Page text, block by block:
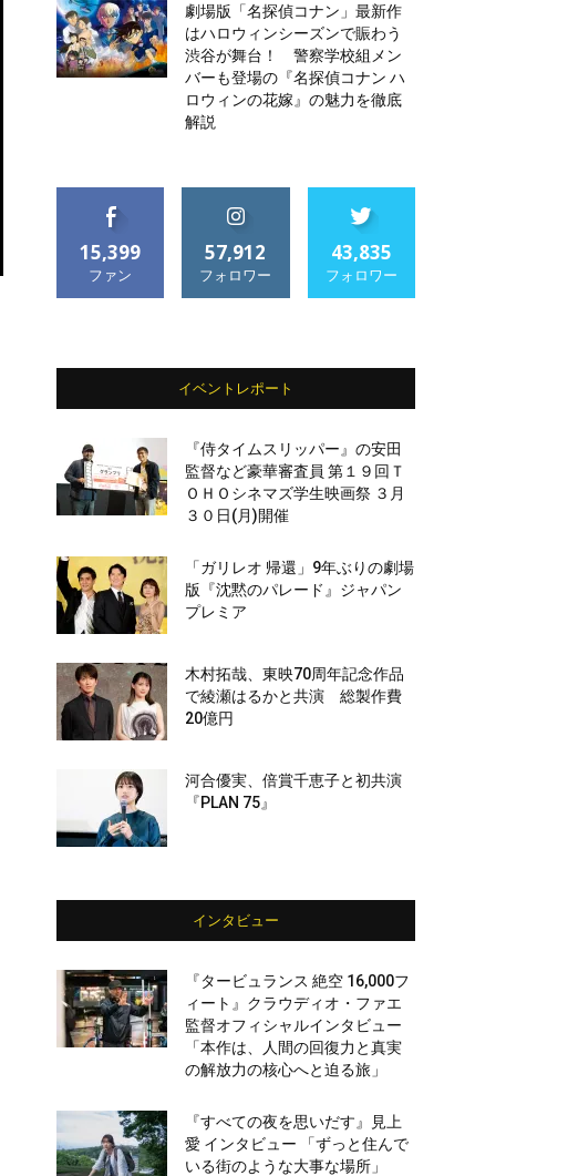
劇場版「名探偵コナン」最新作
はハロウィンシーズンで賑わう
渋谷が舞台！ 警察学校組メン
バーも登場の『名探偵コナン ハ
ロウィンの花嫁』の魅力を徹底
解説
15,399
ファン
57,912
フォロワー
43,835
フォロワー
イベントレポート
『侍タイムスリッパー』の安田
監督など豪華審査員 第１９回Ｔ
ＯＨＯシネマズ学生映画祭 ３月
３０日(月)開催
「ガリレオ 帰還」9年ぶりの劇場
版『沈黙のパレード』ジャパン
プレミア
木村拓哉、東映70周年記念作品
で綾瀬はるかと共演 総製作費
20億円
河合優実、倍賞千恵子と初共演
『PLAN 75』
インタビュー
『タービュランス 絶空 16,000フ
ィート』クラウディオ・ファエ
監督オフィシャルインタビュー
「本作は、人間の回復力と真実
の解放力の核心へと迫る旅」
『すべての夜を思いだす』見上
愛 インタビュー 「ずっと住んで
いる街のような大事な場所」